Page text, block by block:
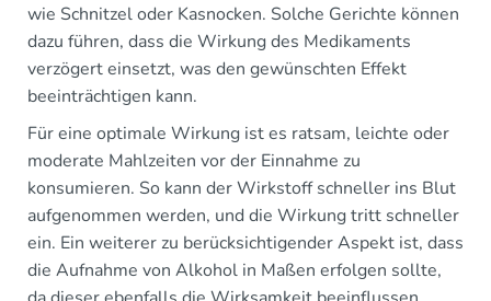
wie Schnitzel oder Kasnocken. Solche Gerichte können
dazu führen, dass die Wirkung des Medikaments
verzögert einsetzt, was den gewünschten Effekt
beeinträchtigen kann.
Für eine optimale Wirkung ist es ratsam, leichte oder
moderate Mahlzeiten vor der Einnahme zu
konsumieren. So kann der Wirkstoff schneller ins Blut
aufgenommen werden, und die Wirkung tritt schneller
ein. Ein weiterer zu berücksichtigender Aspekt ist, dass
die Aufnahme von Alkohol in Maßen erfolgen sollte,